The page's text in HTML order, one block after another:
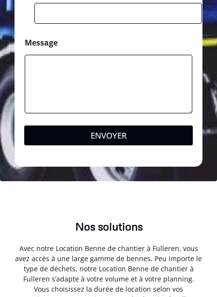
Message
ENVOYER
Nos solutions
Avec notre Location Benne de chantier à Fulleren, vous
avez accès à une large gamme de bennes. Peu importe le
type de déchets, notre Location Benne de chantier à
Fulleren s’adapte à votre volume et à votre planning.
Vous choisissez la durée de location selon vos